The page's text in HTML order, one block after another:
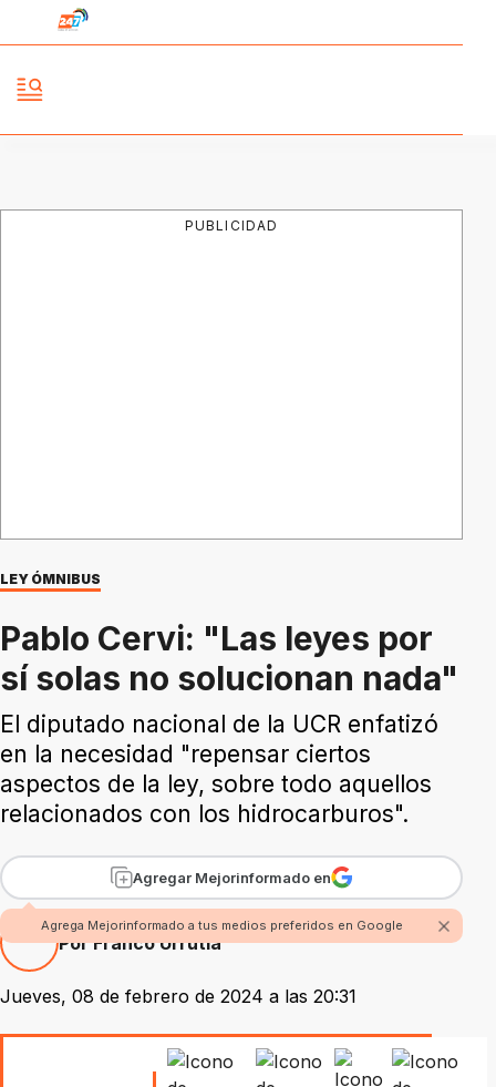
PUBLICIDAD
LEY ÓMNIBUS
Pablo Cervi: "Las leyes por
sí solas no solucionan nada"
El diputado nacional de la UCR enfatizó
en la necesidad "repensar ciertos
aspectos de la ley, sobre todo aquellos
relacionados con los hidrocarburos".
Agregar Mejorinformado en
Agrega Mejorinformado a tus medios preferidos en Google
Por Franco Urrutia
Jueves, 08 de febrero de 2024 a las 20:31